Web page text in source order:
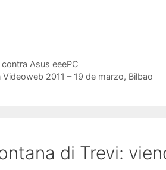
Asus eeePC
2011 – 19 de marzo, Bilbao
di Trevi: